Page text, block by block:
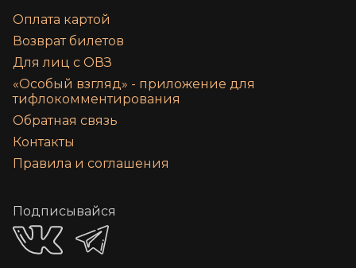
Оплата картой
Возврат билетов
Для лиц с ОВЗ
«‎Особый взгляд» - приложение для
тифлокомментирования
Обратная связь
Контакты
Правила и соглашения
Подписывайся